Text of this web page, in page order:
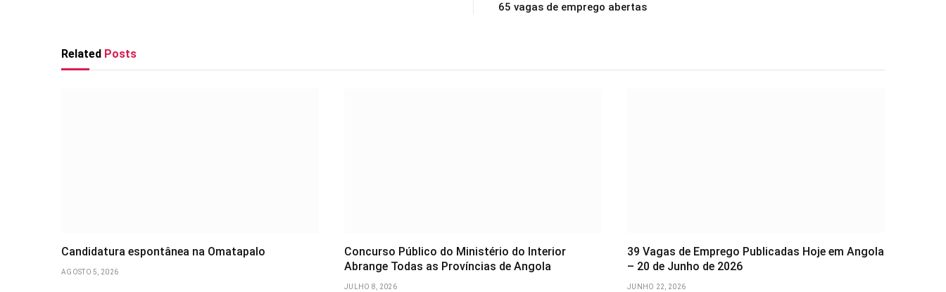
65 vagas de emprego abertas
Related Posts
Candidatura espontânea na Omatapalo
AGOSTO 5, 2026
Concurso Público do Ministério do Interior
Abrange Todas as Províncias de Angola
JULHO 8, 2026
39 Vagas de Emprego Publicadas Hoje em Angola
– 20 de Junho de 2026
JUNHO 22, 2026